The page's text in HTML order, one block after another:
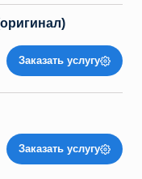
Заказать услугу
Заказать услугу